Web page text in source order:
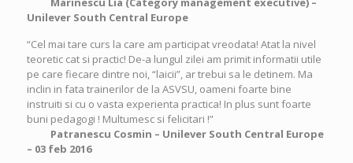
Unilever South Central Europe
“Cel mai tare curs la care am participat vreodata! Atat la nivel
teoretic cat si practic! De-a lungul zilei am primit informatii utile
pe care fiecare dintre noi, “laicii”, ar trebui sa le detinem. Ma
inclin in fata trainerilor de la ASVSU, oameni foarte bine
instruiti si cu o vasta experienta practica! In plus sunt foarte
buni pedagogi ! Multumesc si felicitari !”
Patranescu Cosmin – Unilever South Central Europe
– 03 feb 2016